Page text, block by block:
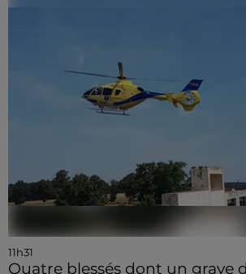
11h31
Quatre blessés dont un grave